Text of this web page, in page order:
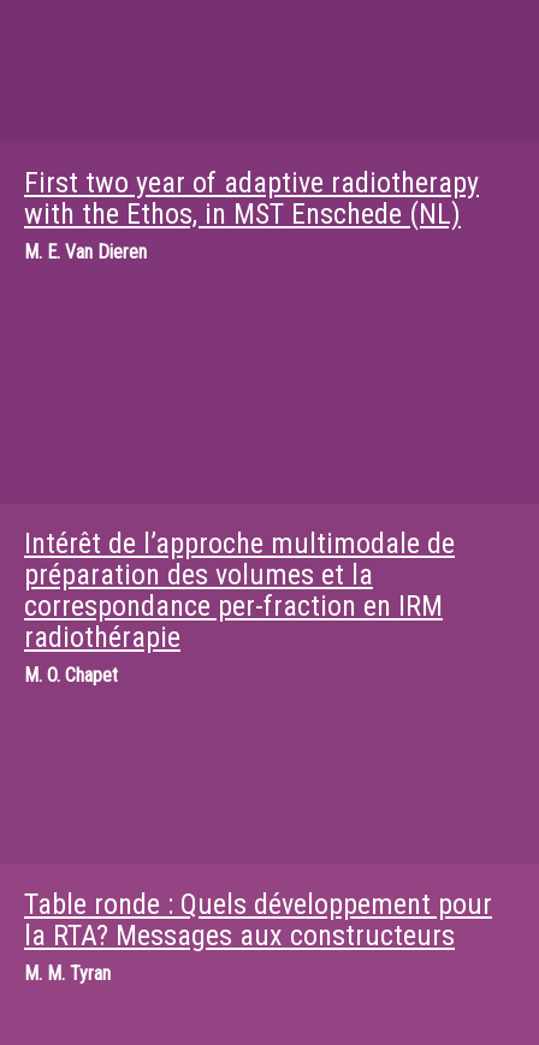
First two year of adaptive radiotherapy
with the Ethos, in MST Enschede (NL)
M. E. Van Dieren
Intérêt de l’approche multimodale de
préparation des volumes et la
correspondance per-fraction en IRM
radiothérapie
M. O. Chapet
Table ronde : Quels développement pour
la RTA? Messages aux constructeurs
M. M. Tyran